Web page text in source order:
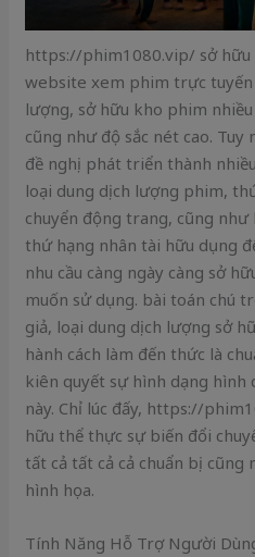
https://phim1080.vip/ sở hữu
website xem phim trực
lượng, sở hữu kho phim
cũng như độ sắc nét cao.
đề nghị phát triển thành
loại dung dịch lượng phim,
chuyển động trang, cũng
thứ hạng nhân tài hữu dụng
nhu cầu càng ngày càng sở
muốn sử dụng. bài toán chú
giả, loại dung dịch lượng sở
hành cách làm đến thức là
kiên quyết sự hình dạng
này. Chỉ lúc đấy, https://
hữu thể thực sự biến đổi
tất cả tất cả cả chuẩn bị cũng
hình họa.
Tính Năng Hỗ Trợ Người